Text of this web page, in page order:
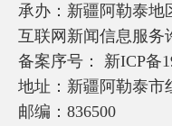
承办：新疆阿勒泰地
互联网新闻信息服务
备案序号： 新ICP备
地址：新疆阿勒泰市
邮编：836500